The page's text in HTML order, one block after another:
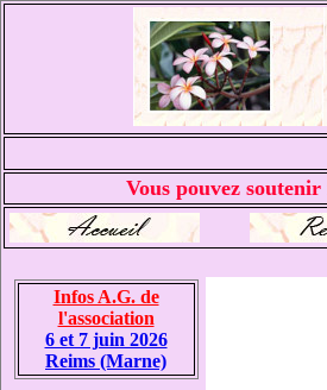
Vous pouvez
Infos A.G. de
l'association
6 et 7 juin 2026
Reims (Marne)